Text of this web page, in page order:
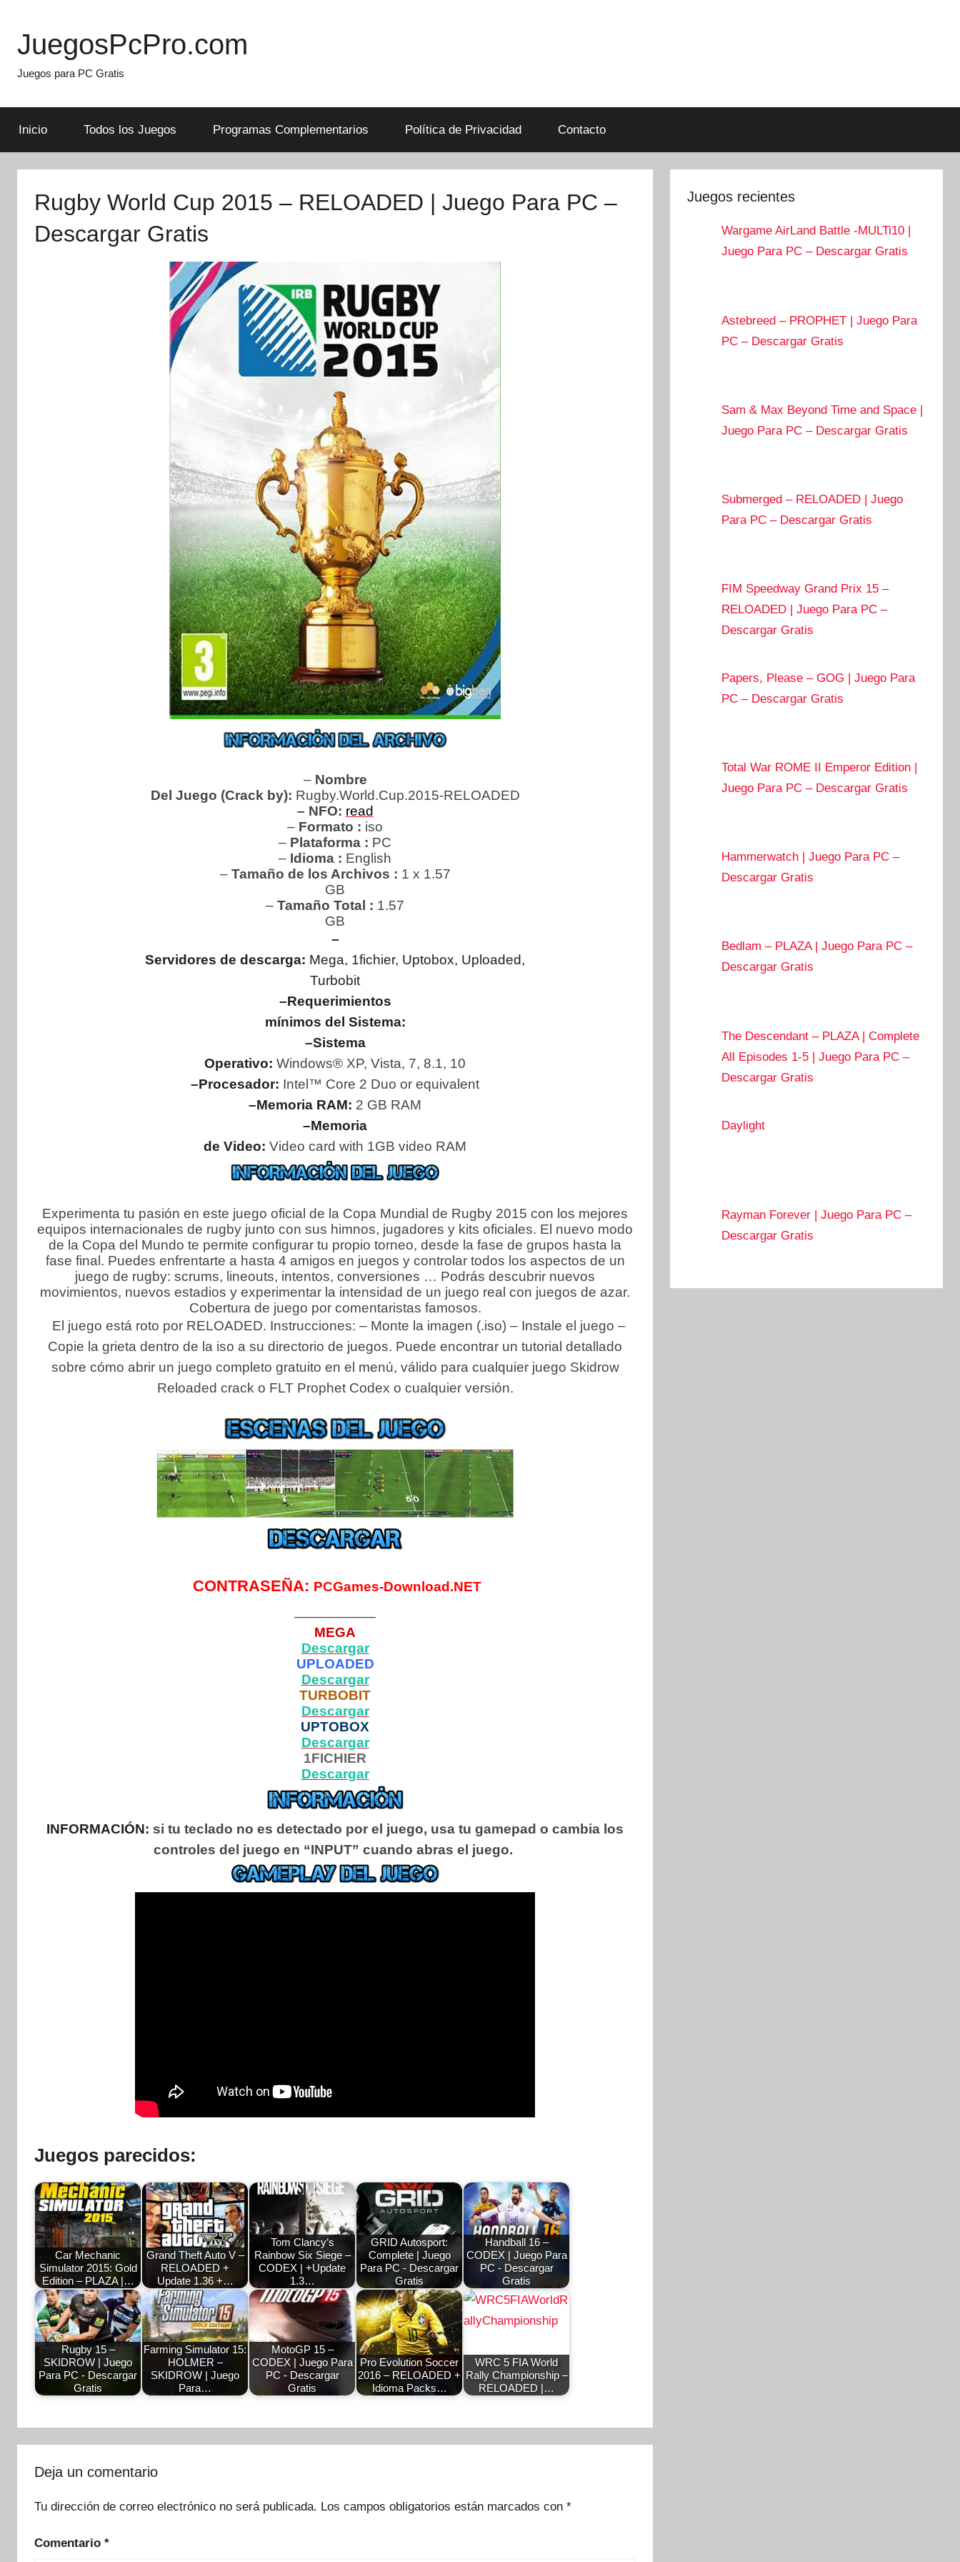
content
JuegosPcPro.com
Juegos para PC Gratis
Inicio Todos los Juegos Programas Complementarios Política de Privacidad Contacto
Rugby World Cup 2015 – RELOADED | Juego Para PC –
Descargar Gratis
– Nombre
Del Juego (Crack by): Rugby.World.Cup.2015-RELOADED
– NFO: read
– Formato : iso
– Plataforma : PC
– Idioma : English
– Tamaño de los Archivos : 1 x 1.57
GB
–Tamaño Total : 1.57
GB
–
Servidores de descarga: Mega, 1fichier, Uptobox, Uploaded,
Turbobit
–Requerimientos
mínimos del Sistema:
–Sistema
Operativo:Windows® XP, Vista, 7, 8.1, 10
–Procesador: Intel™ Core 2 Duo or equivalent
–Memoria RAM: 2 GB RAM
–Memoria
de Video: Video card with 1GB video RAM
Experimenta tu pasión en este juego oficial de la Copa Mundial de Rugby 2015 con los mejores
equipos internacionales de rugby junto con sus himnos, jugadores y kits oficiales. El nuevo modo
de la Copa del Mundo te permite configurar tu propio torneo, desde la fase de grupos hasta la
fase final. Puedes enfrentarte a hasta 4 amigos en juegos y controlar todos los aspectos de un
juego de rugby: scrums, lineouts, intentos, conversiones … Podrás descubrir nuevos
movimientos, nuevos estadios y experimentar la intensidad de un juego real con juegos de azar.
Cobertura de juego por comentaristas famosos.
El juego está roto por RELOADED. Instrucciones: – Monte la imagen (.iso) – Instale el juego –
Copie la grieta dentro de la iso a su directorio de juegos. Puede encontrar un tutorial detallado
sobre cómo abrir un juego completo gratuito en el menú, válido para cualquier juego Skidrow
Reloaded crack o FLT Prophet Codex o cualquier versión.
CONTRASEÑA: PCGames-Download.NET
——————
MEGA
Descargar
UPLOADED
Descargar
TURBOBIT
Descargar
UPTOBOX
Descargar
1FICHIER
Descargar
INFORMACIÓN: si tu teclado no es detectado por el juego, usa tu gamepad o cambia los
controles del juego en “INPUT” cuando abras el juego.
Juegos parecidos:
Car Mechanic
Simulator 2015: Gold
Edition – PLAZA |…
Grand Theft Auto V –
RELOADED +
Update 1.36 +…
Tom Clancy’s
Rainbow Six Siege –
CODEX | +Update
1.3…
GRID Autosport:
Complete | Juego
Para PC - Descargar
Gratis
Handball 16 –
CODEX | Juego Para
PC - Descargar
Gratis
Rugby 15 –
SKIDROW | Juego
Para PC - Descargar
Gratis
Farming Simulator 15:
HOLMER –
SKIDROW | Juego
Para…
MotoGP 15 –
CODEX | Juego Para
PC - Descargar
Gratis
Pro Evolution Soccer
2016 – RELOADED +
Idioma Packs…
WRC 5 FIA World
Rally Championship –
RELOADED |…
Deja un comentario
Tu dirección de correo electrónico no será publicada. Los campos obligatorios están marcados con *
Comentario *
Juegos recientes
Wargame AirLand Battle -MULTi10 |
Juego Para PC – Descargar Gratis
Astebreed – PROPHET | Juego Para
PC – Descargar Gratis
Sam & Max Beyond Time and Space |
Juego Para PC – Descargar Gratis
Submerged – RELOADED | Juego
Para PC – Descargar Gratis
FIM Speedway Grand Prix 15 –
RELOADED | Juego Para PC –
Descargar Gratis
Papers, Please – GOG | Juego Para
PC – Descargar Gratis
Total War ROME II Emperor Edition |
Juego Para PC – Descargar Gratis
Hammerwatch | Juego Para PC –
Descargar Gratis
Bedlam – PLAZA | Juego Para PC –
Descargar Gratis
The Descendant – PLAZA | Complete
All Episodes 1-5 | Juego Para PC –
Descargar Gratis
Daylight
Rayman Forever | Juego Para PC –
Descargar Gratis